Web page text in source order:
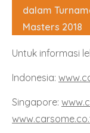
dalam
Masters 2018
Untuk informasi
Indonesia:
Singapore: